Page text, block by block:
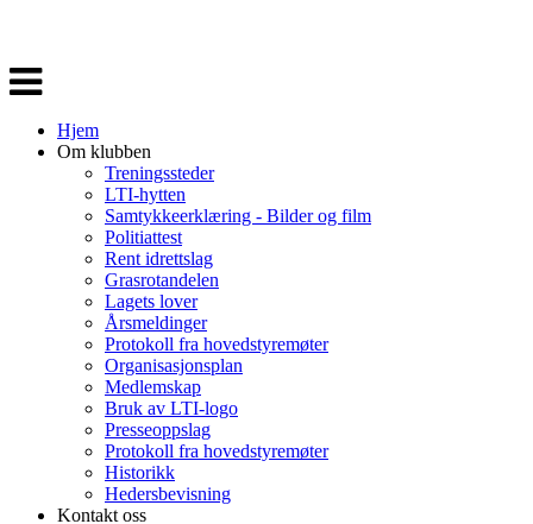
Veksle
navigasjon
Hjem
Om klubben
Treningssteder
LTI-hytten
Samtykkeerklæring - Bilder og film
Politiattest
Rent idrettslag
Grasrotandelen
Lagets lover
Årsmeldinger
Protokoll fra hovedstyremøter
Organisasjonsplan
Medlemskap
Bruk av LTI-logo
Presseoppslag
Protokoll fra hovedstyremøter
Historikk
Hedersbevisning
Kontakt oss